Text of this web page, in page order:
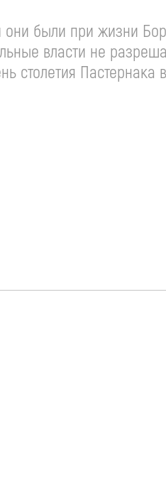
они были при жизни
власти не
столетия Пастернака